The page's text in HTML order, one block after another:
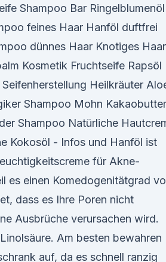
Shampoo Bar Ringelblumenöl
feines Haar Hanföl duftfrei
dünnes Haar Knotiges Haar
Kosmetik Fruchtseife Rapsöl
Heilkräuter
Shampoo Mohn Kakaobutter
Shampoo Natürliche
Kokosöl - Infos und Hanföl ist
für Akne-
es einen Komedogenitätgrad
dass es Ihre Poren nicht
Ausbrüche verursachen wird.
Am besten bewahren
auf, da es schnell ranzig